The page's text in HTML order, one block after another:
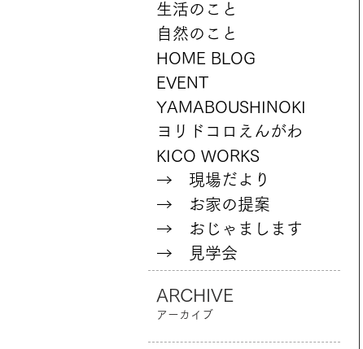
生活のこと
自然のこと
HOME BLOG
EVENT
YAMABOUSHINOKI
ヨリドコロえんがわ
KICO WORKS
→ 現場だより
→ お家の提案
→ おじゃまします
→ 見学会
ARCHIVE
アーカイブ